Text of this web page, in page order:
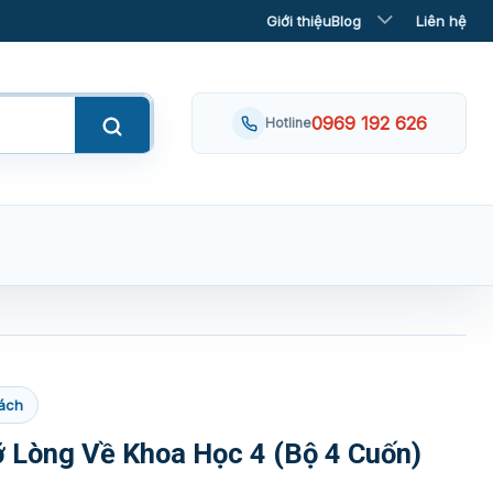
Giới thiệuBlog Liên hệ
Hotline0969 192 626
Lòng Về Khoa Học 4 (Bộ 4 Cuốn)